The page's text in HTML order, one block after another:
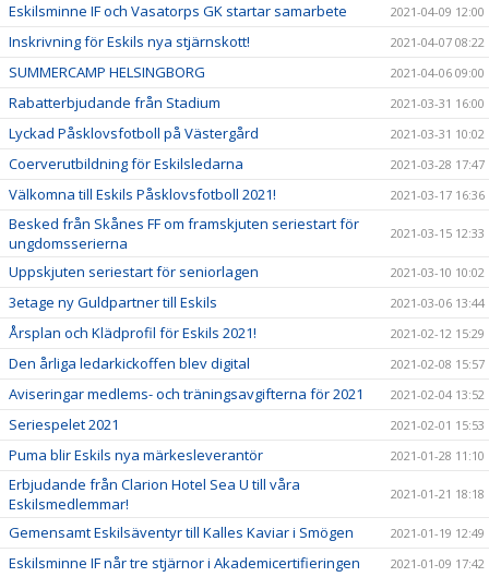
Eskilsminne IF och Vasatorps GK startar samarbete 2021-04-09 12:00
Inskrivning för Eskils nya stjärnskott! 2021-04-07 08:22
SUMMERCAMP HELSINGBORG 2021-04-06 09:00
Rabatterbjudande från Stadium 2021-03-31 16:00
Lyckad Påsklovsfotboll på Västergård 2021-03-31 10:02
Coerverutbildning för Eskilsledarna 2021-03-28 17:47
Välkomna till Eskils Påsklovsfotboll 2021! 2021-03-17 16:36
Besked från Skånes FF om framskjuten seriestart för
ungdomsserierna
2021-03-15 12:33
Uppskjuten seriestart för seniorlagen 2021-03-10 10:02
3etage ny Guldpartner till Eskils 2021-03-06 13:44
Årsplan och Klädprofil för Eskils 2021! 2021-02-12 15:29
Den årliga ledarkickoffen blev digital 2021-02-08 15:57
Aviseringar medlems- och träningsavgifterna för 2021 2021-02-04 13:52
Seriespelet 2021 2021-02-01 15:53
Puma blir Eskils nya märkesleverantör 2021-01-28 11:10
Erbjudande från Clarion Hotel Sea U till våra
Eskilsmedlemmar!
2021-01-21 18:18
Gemensamt Eskilsäventyr till Kalles Kaviar i Smögen 2021-01-19 12:49
Eskilsminne IF når tre stjärnor i Akademicertifieringen 2021-01-09 17:42